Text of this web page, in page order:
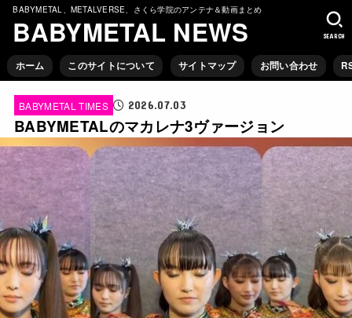
BABYMETAL、METALVERSE、さくら学院のアンテナ＆動画まとめ
BABYMETAL NEWS
ホーム このサイトについて サイトマップ お問い合わせ
SEARCH
BABYMETAL TIMES 2026.07.03
BABYMETALのマカレナ3ヴァージョン